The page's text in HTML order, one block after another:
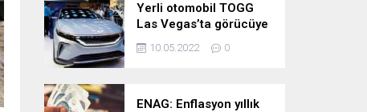
Yerli otomobil TOGG
Las Vegas’ta görücüye
çıktı
10.05.2022 0
ENAG: Enflasyon yıllık